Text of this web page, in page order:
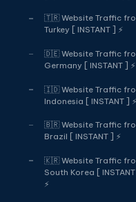
🇹🇷 Website Traffic
Turkey [ INSTANT ] ⚡
🇩🇪 Website Traffic
Germany [ INSTANT ] ⚡
🇮🇩 Website Traffic
Indonesia [ INSTANT ] ⚡
🇧🇷 Website Traffic
Brazil [ INSTANT ] ⚡
🇰🇷 Website Traffic
South Korea [
⚡
1000+
Công cụ
doanh
Thuê
Nhận
tức thì.
OTP/Mua
Tài